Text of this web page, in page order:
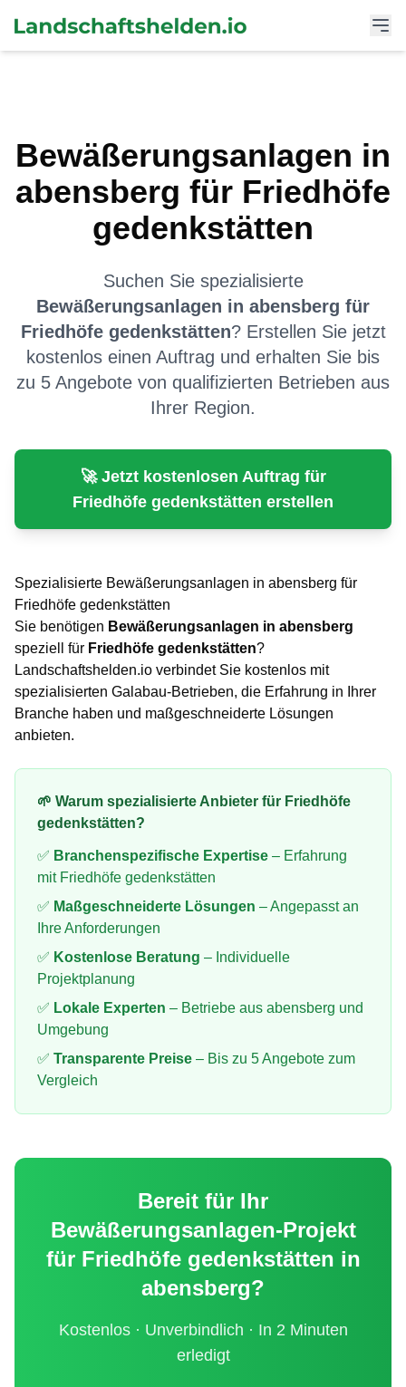
Bewäßerungsanlagen in
abensberg für Friedhöfe
gedenkstätten
Suchen Sie spezialisierte
Bewäßerungsanlagen in abensberg für
Friedhöfe gedenkstätten? Erstellen Sie jetzt
kostenlos einen Auftrag und erhalten Sie bis
zu 5 Angebote von qualifizierten Betrieben aus
Ihrer Region.
🚀 Jetzt kostenlosen Auftrag für
Friedhöfe gedenkstätten erstellen
Spezialisierte Bewäßerungsanlagen in abensberg für
Friedhöfe gedenkstätten
Sie benötigen Bewäßerungsanlagen in abensberg
speziell für Friedhöfe gedenkstätten?
Landschaftshelden.io verbindet Sie kostenlos mit
spezialisierten Galabau-Betrieben, die Erfahrung in Ihrer
Branche haben und maßgeschneiderte Lösungen
anbieten.
🌱 Warum spezialisierte Anbieter für Friedhöfe
gedenkstätten?
✅ Branchenspezifische Expertise – Erfahrung
mit Friedhöfe gedenkstätten
✅ Maßgeschneiderte Lösungen – Angepasst an
Ihre Anforderungen
✅ Kostenlose Beratung – Individuelle
Projektplanung
✅ Lokale Experten – Betriebe aus abensberg und
Umgebung
✅ Transparente Preise – Bis zu 5 Angebote zum
Vergleich
Bereit für Ihr
Bewäßerungsanlagen-Projekt
für Friedhöfe gedenkstätten in
abensberg?
Kostenlos · Unverbindlich · In 2 Minuten
erledigt